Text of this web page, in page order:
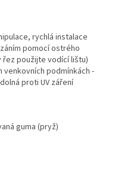
rychlá instalace
pomocí ostrého
použijte vodící lištu)
podmínkách -
proti UV záření
guma (pryž)